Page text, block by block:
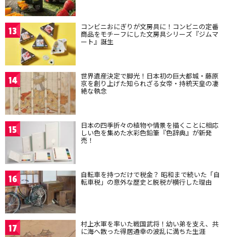
13 コンビニおにぎりが文房具に！コンビニの定番
商品をモチーフにした文房具シリーズ『ジムマ
ート』誕生
14 世界遺産決定で脚光！日本初の巨大都城・藤原
京を創り上げた知られざる女帝・持統天皇の凄
絶な執念
15 日本の四季折々の植物や情景を描くことに相応
しい色を集めた水彩色鉛筆『色辞典』が新発
売！
16 自転車を持つだけで税金？ 昭和まで続いた「自
転車税」の意外な歴史と脱税が横行した理由
17 村上水軍を率いた戦国武将！幼い弟を支え、共
に海へ散った得居通幸の波乱に満ちた生涯